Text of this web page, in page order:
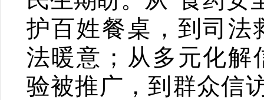
护百姓餐桌，到司法
法暖意；从多元化解
验被推广，到群众信